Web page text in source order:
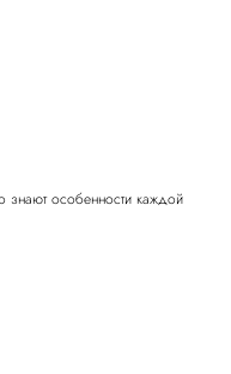
знают особенности каждой